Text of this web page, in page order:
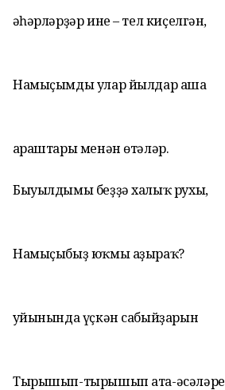
Ҡәһәрләрҙәр ине – тел киҫелгән,
Намыҫымды улар йылдар аша
Ҡараштары менән өтәләр.
Быуылдымы беҙҙә халыҡ рухы,
Намыҫыбыҙ юҡмы аҙыраҡ?
Ҡуйынында үҫкән сабыйҙарын
Тырышып-тырышып ата-әсәләре